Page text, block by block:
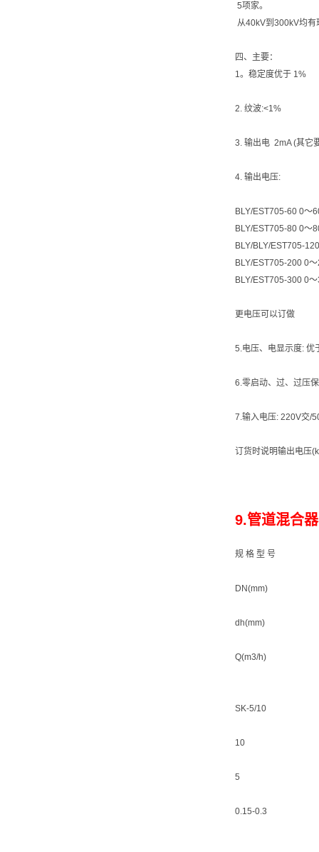
5项家。
从40kV到300kV均
四、主要：
1。稳定度优于 1%
2. 纹波:<1%
3. 输出电 2mA (其它
4. 输出电压:
BLY/EST705-60 0～
BLY/EST705-80 0～
BLY/BLY/EST705-
BLY/EST705-200 0
BLY/EST705-300 0
更电压可以订做
5.电压、电显示度: 优
6.零启动、过、过压
7.输入电压: 220V交/
订货时说明输出电压
9.管道混合
规 格 型 号
DN(mm)
dh(mm)
Q(m3/h)
SK-5/10
10
5
0.15-0.3